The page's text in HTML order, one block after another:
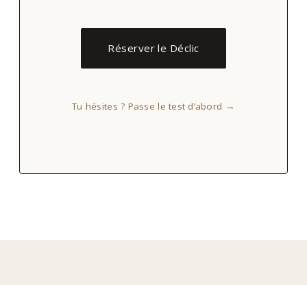
Réserver le Déclic
Tu hésites ? Passe le test d’abord →